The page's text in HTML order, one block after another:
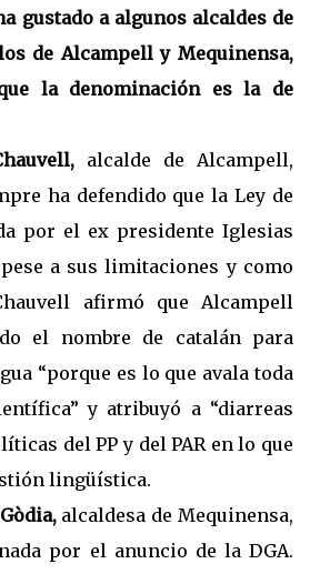
gustado a algunos alcaldes de
de Alcampell y Mequinensa,
la denominación es la de
alcalde de Alcampell,
ha defendido que la Ley de
por el ex presidente Iglesias
a sus limitaciones y como
afirmó que Alcampell
el nombre de catalán para
“porque es lo que avala toda
y atribuyó a “diarreas
del PP y del PAR en lo que
lingüística.
alcaldesa de Mequinensa,
por el anuncio de la DGA.